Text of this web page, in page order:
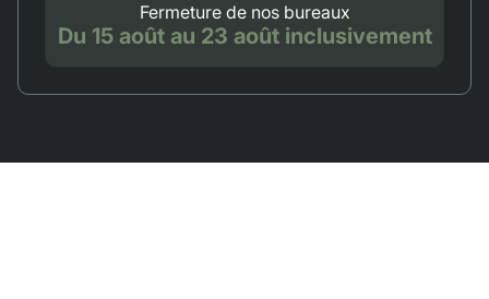
Fermeture de nos bureaux
Du 15 août au 23 août inclusivement